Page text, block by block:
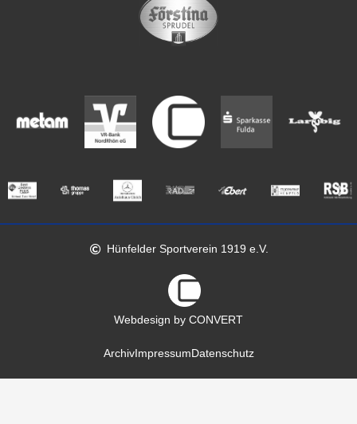
Hünfelder Sportverein 1919 e.V.
Webdesign by CONVERT
ArchivImpressum Datenschutz